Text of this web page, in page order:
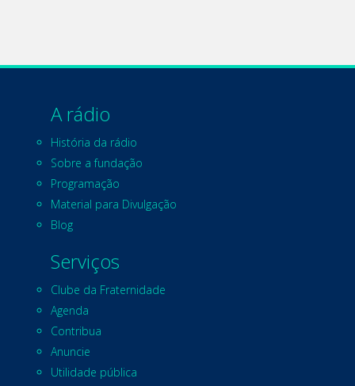
A rádio
História da rádio
Sobre a fundação
Programação
Material para Divulgação
Blog
Serviços
Clube da Fraternidade
Agenda
Contribua
Anuncie
Utilidade pública